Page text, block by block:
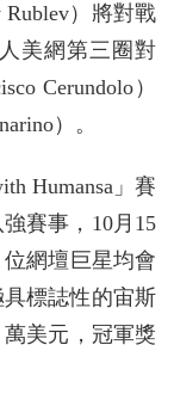
）將對戰
美網第三圈對
Cerundolo）
）。
Humansa」賽
賽事，10月15
網壇巨星均會
標誌性的宙斯
美元，冠軍獎